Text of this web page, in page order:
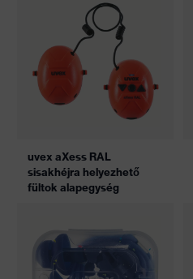
uvex aXess RAL
sisakhéjra helyezhető
fültok alapegység